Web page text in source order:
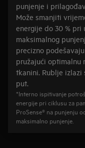
punjenje i
Može smanjiti
energije do 30 % pri
maksimalnog
precizno
pružajući optimalnu
tkanini. Rublje izlazi
put.
*Interno ispitivanje
energije pri ciklusu za
ProSense® na punjenju
maksimalno punjenje.